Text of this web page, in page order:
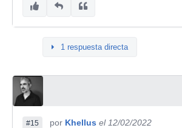
1 respuesta directa
#15 por Khellus el 12/02/2022